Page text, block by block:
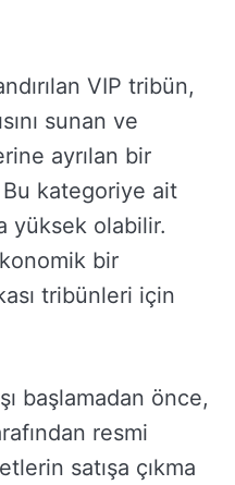
VIP tribün,
sunan ve
ayrılan bir
kategoriye ait
yüksek olabilir.
bir
tribünleri için
başlamadan önce,
resmi
satışa çıkma